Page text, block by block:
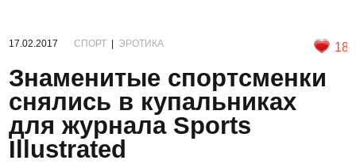
17.02.2017 СПОРТ ЭРОТИКА 18
Знаменитые спортсменки
снялись в купальниках
для журнала Sports
Illustrated